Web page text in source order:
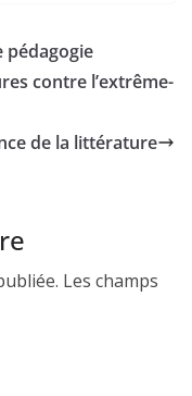
pédagogie
contre l’extrême-
de la littérature
Les champs